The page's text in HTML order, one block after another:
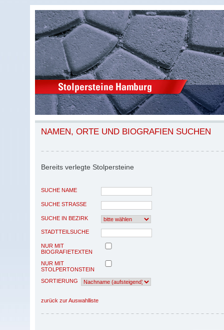
NAMEN, ORTE UND BIOGRAFIEN SUCHEN
Bereits verlegte Stolpersteine
SUCHE NAME
SUCHE STRASSE
SUCHE IN BEZIRK
STADTTEILSUCHE
NUR MIT
BIOGRAFIETEXTEN
NUR MIT
STOLPERTONSTEIN
SORTIERUNG
zurück zur Auswahlliste